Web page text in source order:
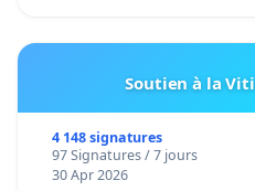
Soutien à la
4 148 signatures
97 Signatures / 7 jours
30 Apr 2026